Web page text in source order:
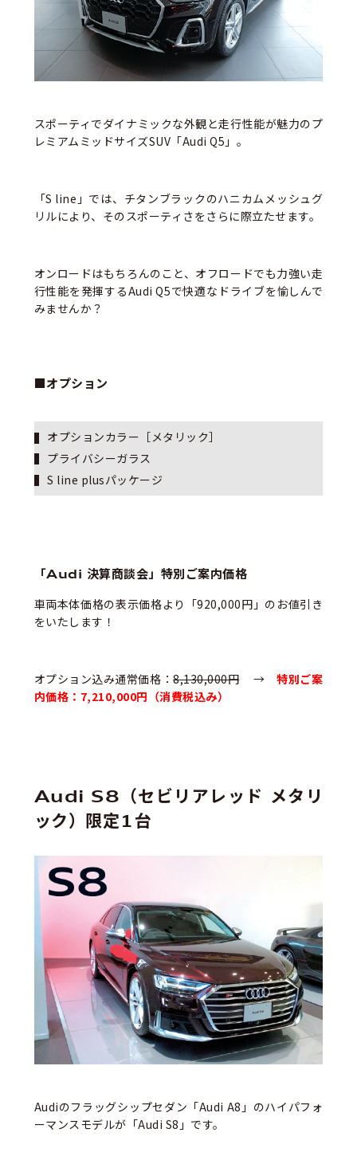
スポーティでダイナミックな外観と走行性能が魅力のプ
レミアムミッドサイズSUV「Audi Q5」。
「S line」では、チタンブラックのハニカムメッシュグ
リルにより、そのスポーティさをさらに際立たせます。
オンロードはもちろんのこと、オフロードでも力強い走
行性能を発揮するAudi Q5で快適なドライブを愉しんで
みませんか？
■オプション
オプションカラー［メタリック］
プライバシーガラス
S line plusパッケージ
「Audi 決算商談会」特別ご案内価格
車両本体価格の表示価格より「920,000円」のお値引き
をいたします！
オプション込み通常価格：8,130,000円→特別ご案
内価格：7,210,000円（消費税込み）
Audi S8（セビリアレッド メタリ
ック）限定1台
Audiのフラッグシップセダン「Audi A8」のハイパフォ
ーマンスモデルが「Audi S8」です。